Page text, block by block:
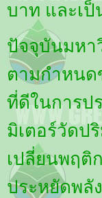
บาท และเป็
ปัจจุบันมหา
ตามกำหน
ที่ดีในการป
มิเตอร์วัดป
เปลี่ยนพฤติ
ประหยัดพ